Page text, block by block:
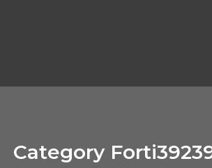
Category